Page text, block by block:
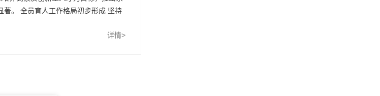
著。 全员育人工作格局初步形成 坚持
详情>